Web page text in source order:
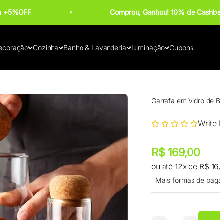
+5%OFF Comprou, Ganhou! 10% de
Cozinha Banho & Lavanderia Iluminação Cupons
Garrafa em Vidro de
Write
Preço promocional
Preço promocional
R$ 169,00
ou até 12x de R$
Mais formas de